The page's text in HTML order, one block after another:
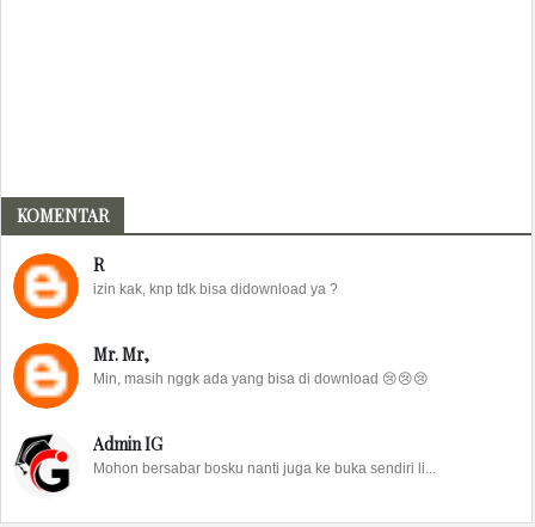
KOMENTAR
R
izin kak, knp tdk bisa didownload ya ?
Mr. Mr,
Min, masih nggk ada yang bisa di download 😢😢😢
Admin IG
Mohon bersabar bosku nanti juga ke buka sendiri li...